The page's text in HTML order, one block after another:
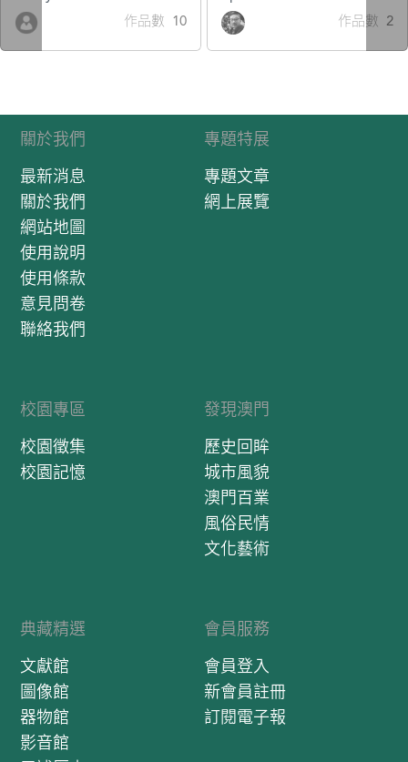
作品數 10 作品數 2
關於我們
最新消息
關於我們
網站地圖
使用說明
使用條款
意見問卷
聯絡我們
專題特展
專題文章
網上展覽
校園專區
校園徵集
校園記憶
發現澳門
歷史回眸
城市風貌
澳門百業
風俗民情
文化藝術
典藏精選
文獻館
圖像館
器物館
影音館
會員服務
會員登入
新會員註冊
訂閱電子報